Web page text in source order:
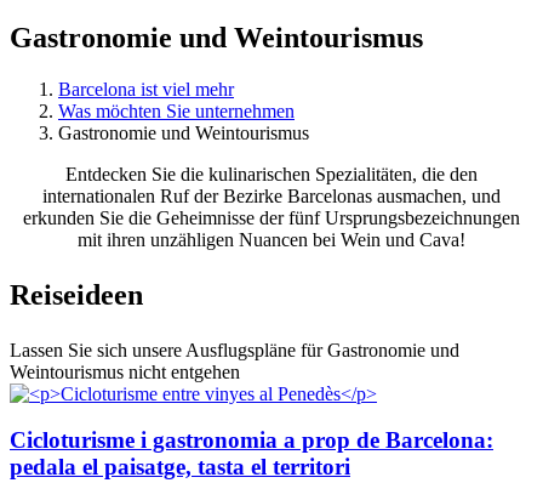
Gastronomie und Weintourismus
Barcelona ist viel mehr
Was möchten Sie unternehmen
Gastronomie und Weintourismus
Entdecken Sie die kulinarischen Spezialitäten, die den
internationalen Ruf der Bezirke Barcelonas ausmachen, und
erkunden Sie die Geheimnisse der fünf Ursprungsbezeichnungen
mit ihren unzähligen Nuancen bei Wein und Cava!
Reiseideen
Lassen Sie sich unsere Ausflugspläne für Gastronomie und
Weintourismus nicht entgehen
Cicloturisme i gastronomia a prop de Barcelona:
pedala el paisatge, tasta el territori